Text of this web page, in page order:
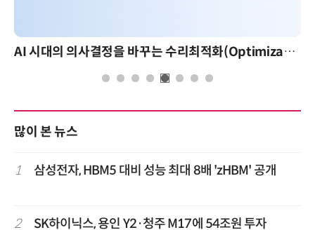
AI 시대의 의사결정을 바꾸는 수리최적화(Optimization): 실제 산업 적용 사례와 활용 전략
많이 본 뉴스
1 삼성전자, HBM5 대비 성능 최대 8배 'zHBM' 공개
2 SK하이닉스, 용인 Y2·청주 M17에 54조원 투자